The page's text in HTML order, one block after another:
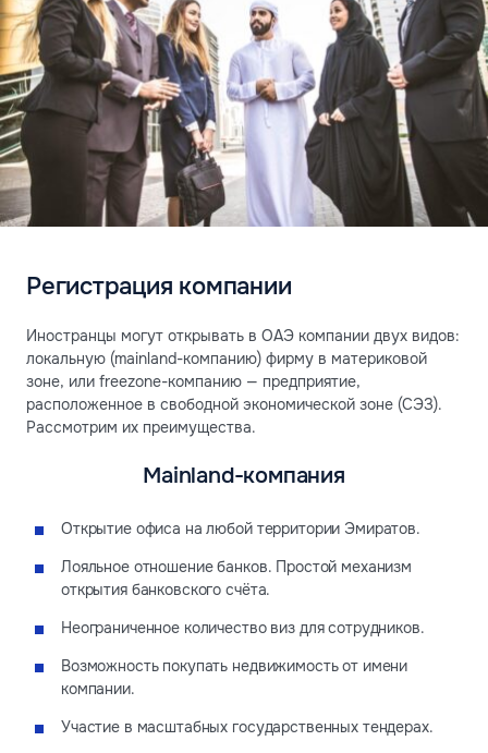
Регистрация компании
Иностранцы могут открывать в ОАЭ компании двух видов:
локальную (mainland-компанию) фирму в материковой
зоне, или freezone-компанию — предприятие,
расположенное в свободной экономической зоне (СЭЗ).
Рассмотрим их преимущества.
Mainland-компания
Открытие офиса на любой территории Эмиратов.
Лояльное отношение банков. Простой механизм
открытия банковского счёта.
Неограниченное количество виз для сотрудников.
Возможность покупать недвижимость от имени
компании.
Участие в масштабных государственных тендерах.